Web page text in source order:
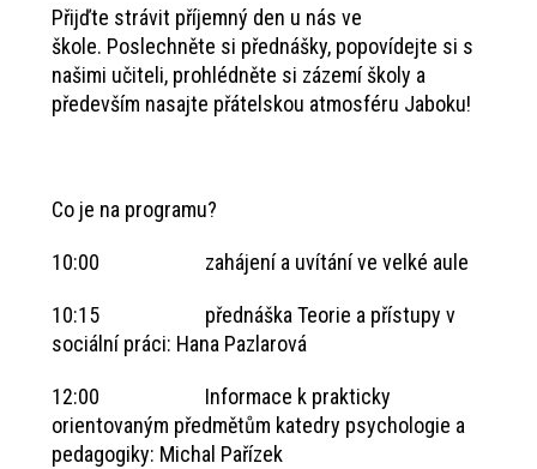
Přijďte strávit příjemný den u nás ve
škole. Poslechněte si přednášky, popovídejte si s
našimi učiteli, prohlédněte si zázemí školy a
především nasajte přátelskou atmosféru Jaboku!
Co je na programu?
10:00 zahájení a uvítání ve velké aule
10:15 přednáška Teorie a přístupy v
sociální práci: Hana Pazlarová
12:00 Informace k prakticky
orientovaným předmětům katedry psychologie a
pedagogiky: Michal Pařízek